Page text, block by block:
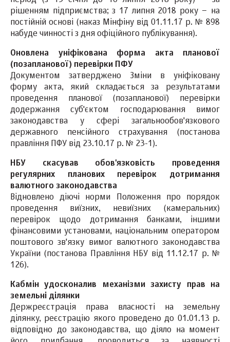
рішенням підприємства; з 17 липня 2018 року – на
постійній основі (наказ Мінфіну від 01.11.17 р. № 898
набуде чинності з дня офіційного публікування).
Оновлена уніфікована форма акта планової
(позапланової) перевірки ПФУ
Документом затверджено Зміни в уніфіковану
форму акта, який складається за результатами
проведення планової (позапланової) перевірки
додержання суб'єктом господарювання вимог
законодавства у сфері загальнообов'язкового
державного пенсійного страхування (постанова
правління ПФУ від 23.10.17 р. № 23-1).
НБУ скасував обов'язковість проведення
регулярних планових перевірок дотримання
валютного законодавства
Відновлено діючі норми Положення про порядок
проведення виїзних, невиїзних (камеральних)
перевірок щодо дотримання банками, іншими
фінансовими установами, національним оператором
поштового зв'язку вимог валютного законодавства
України (постанова Правління НБУ від 11.12.17 р. №
126).
Кабмін удосконалив механізми захисту прав на
земельні ділянки
Держреєстрація права власності на земельну
ділянку, реєстрацію якого проведено до 01.01.13 р.
відповідно до законодавства, що діяло на момент